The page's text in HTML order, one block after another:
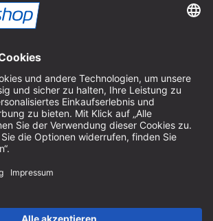
ab 150 Euro Bestellwert innerhalb